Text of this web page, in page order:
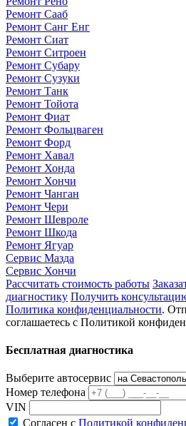
Ремонт Сааб
Ремонт Санг Енг
Ремонт Сиат
Ремонт Ситроен
Ремонт Субару
Ремонт Сузуки
Ремонт Танк
Ремонт Тойота
Ремонт Фиат
Ремонт Фольцваген
Ремонт Форд
Ремонт Хавал
Ремонт Хонда
Ремонт Хончи
Ремонт Чанган
Ремонт Чери
Ремонт Шевроле
Ремонт Шкода
Ремонт Ягуар
Сервис Мазда
Сервис Хончи
Рассчитать стоимость работы
диагностику Получить
Политика конфиденциальности.
соглашаетесь с Политикой
Бесплатная диагностика
Выберите автосервис
Номер телефона
VIN
Согласен с Политикой